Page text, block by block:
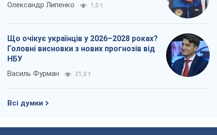
Олександр Липенко 1,0 т.
Що очікує українців у 2026–2028 роках?
Головні висновки з нових прогнозів від
НБУ
Василь Фурман 21,0 т.
Всі думки